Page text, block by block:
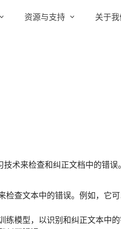
实在信创 RPA
实在取数宝
资源与支持
客户支持
关于我
术来检查和纠正文档中的错
查文本中的错误。例如，它
模型，以识别和纠正文本中